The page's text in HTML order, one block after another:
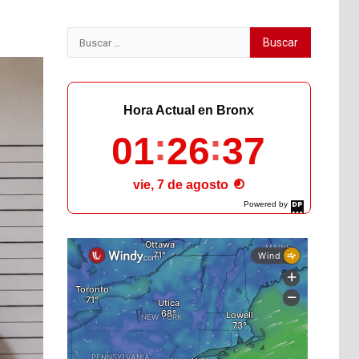
Buscar:
Powered by
DaysPedia.com
Hora Actual en Bronx
01 26 38
vie, 7 de agosto